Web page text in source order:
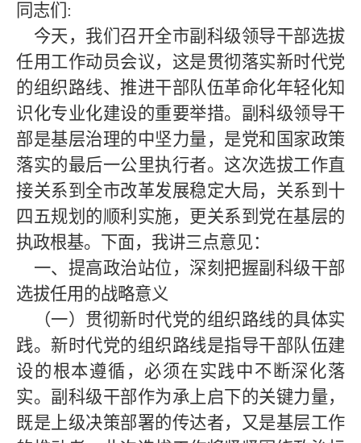
同志们 :
今天，我们召开全市副科级领导干部选拔
任用工作动员会议，这是贯彻落实新时代党
的组织路线、推进干部队伍革命化年轻化知
识化专业化建设的重要举措。副科级领导干
部是基层治理的中坚力量，是党和国家政策
落实的最后一公里执行者。这次选拔工作直
接关系到全市改革发展稳定大局，关系到十
四五规划的顺利实施，更关系到党在基层的
执政根基。下面，我讲三点意见：
一、提高政治站位，深刻把握副科级干部
选拔任用的战略意义
（一）贯彻新时代党的组织路线的具体实
践。 新时代党的组织路线是指导干部队伍建
设的根本遵循，必须在实践中不断深化落
实。副科级干部作为承上启下的关键力量，
既是上级决策部署的传达者，又是基层工作